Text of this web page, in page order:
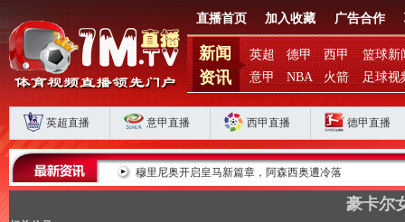
直播首页 加入收藏 广告合作
新闻
资讯
英超 德甲 西甲
篮球新
意甲
NBA 火箭 足球视
英超直播 意甲直播 西甲直播 德甲直播
新篇章，阿森西奥遭冷落 从亚特兰大到新球队，加拉尔萨的
豪卡尔